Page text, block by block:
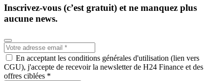
Inscrivez-vous (c’est gratuit) et ne manquez plus
aucune news.
En acceptant les conditions générales d'utilisation (lien vers
CGU), j'accepte de recevoir la newsletter de H24 Finance et des
offres ciblées *